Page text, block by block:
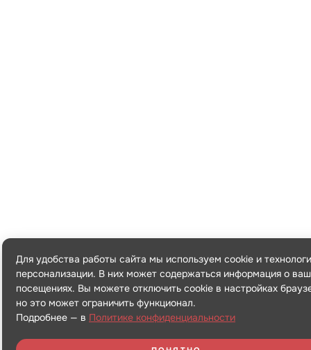
Для удобства работы сайта мы используем cookie и
персонализации. В них может содержаться информация о
посещениях. Вы можете отключить cookie в настройках
но это может ограничить функционал.
Подробнее — в Политике конфиденциальности